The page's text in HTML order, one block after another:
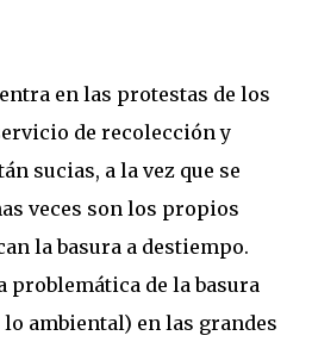
en las protestas de los
de recolección y
sucias, a la vez que se
veces son los propios
la basura a destiempo.
problemática de la basura
ambiental) en las grandes